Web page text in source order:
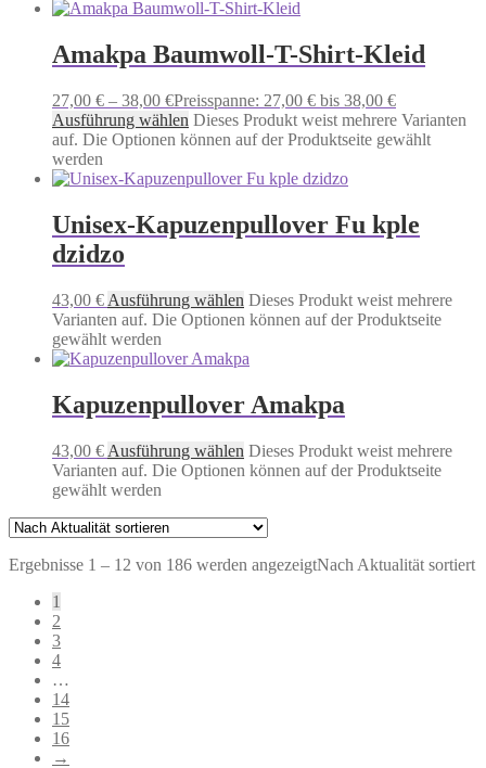
Amakpa Baumwoll-T-Shirt-Kleid
27,00 € – 38,00 €Preisspanne: 27,00 € bis 38,00 €
Ausführung wählen Dieses Produkt weist mehrere Varianten
auf. Die Optionen können auf der Produktseite gewählt
werden
Unisex-Kapuzenpullover Fu kple
dzidzo
43,00 € Ausführung wählen Dieses Produkt weist mehrere
Varianten auf. Die Optionen können auf der Produktseite
gewählt werden
Kapuzenpullover Amakpa
43,00 € Ausführung wählen Dieses Produkt weist mehrere
Varianten auf. Die Optionen können auf der Produktseite
gewählt werden
Ergebnisse 1 – 12 von 186 werden angezeigtNach Aktualität sortiert
1
2
3
4
…
14
15
16
→